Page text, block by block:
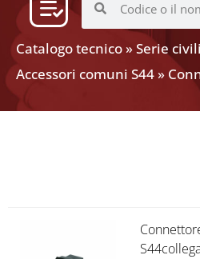
Catalogo tecnico»Serie
Accessori comuni S44»